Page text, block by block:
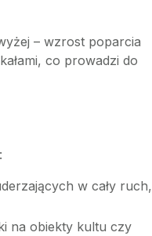
– wzrost poparcia
co prowadzi do
w cały ruch,
na obiekty kultu czy